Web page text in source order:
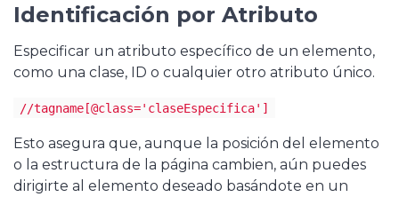
Identificación por Atributo
Especificar un atributo específico de un elemento,
como una clase, ID o cualquier otro atributo único.
//tagname[@class='claseEspecifica']
Esto asegura que, aunque la posición del elemento
o la estructura de la página cambien, aún puedes
dirigirte al elemento deseado basándote en un